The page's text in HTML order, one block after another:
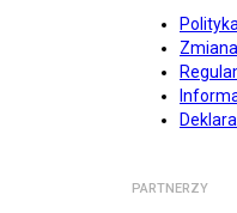
PARTNERZY